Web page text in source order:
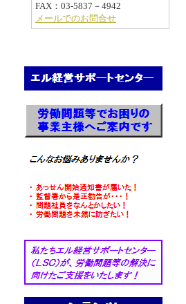
FAX：03-5837－4942
メールでのお問合せ